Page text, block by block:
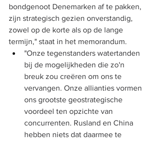
bondgenoot Denemarken af ​​te pakken,
zijn strategisch gezien onverstandig,
zowel op de korte als op de lange
termijn," staat in het memorandum.
"Onze tegenstanders watertanden
bij de mogelijkheden die zo'n
breuk zou creëren om ons te
vervangen. Onze allianties vormen
ons grootste geostrategische
voordeel ten opzichte van
concurrenten. Rusland en China
hebben niets dat daarmee te